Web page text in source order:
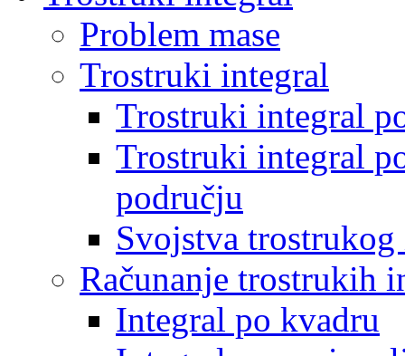
Problem mase
Trostruki integral
Trostruki integral
Trostruki integral
području
Svojstva trostrukog
Računanje trostrukih
Integral po kvadru